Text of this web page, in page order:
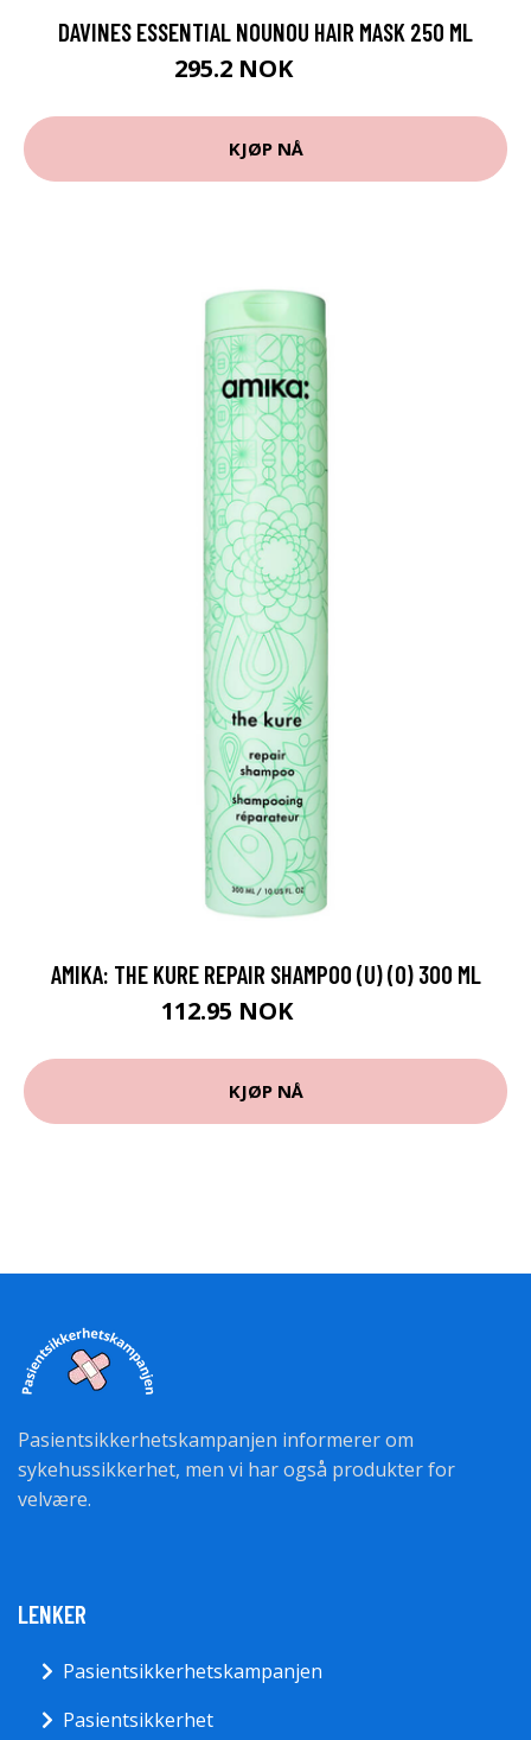
DAVINES ESSENTIAL NOUNOU HAIR MASK 250 ML
295.2 NOK
KJØP NÅ
AMIKA: THE KURE REPAIR SHAMPOO (U) (O) 300 ML
112.95 NOK
KJØP NÅ
Pasientsikkerhetskampanjen informerer om
sykehussikkerhet, men vi har også produkter for
velvære.
LENKER
Pasientsikkerhetskampanjen
Pasientsikkerhet